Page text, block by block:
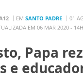
EM SANTO PADRE
01
EM 06 MAR 2020 -
Papa
e